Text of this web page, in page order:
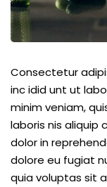
Consectetur
inc idid unt ut
minim veniam,
laboris nis aliquip
dolor in
dolore eu fugiat
quia voluptas sit